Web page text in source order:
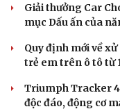
Văn hóa
Sân khấu - Điện ảnh
Văn học
Âm nhạc
Giải thưởng Car
mục Dấu ấn của
Quy định mới về
trẻ em trên ô tô từ
Triumph Tracker
độc đáo, động cơ